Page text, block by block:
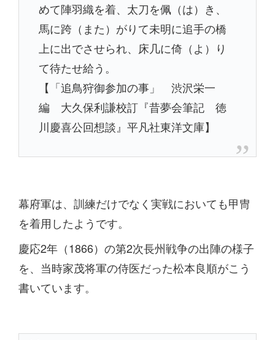
めて陣羽織を着、太刀を佩（は）き、
馬に跨（また）がりて未明に追手の橋
上に出でさせられ、床几に倚（よ）り
て待たせ給う。
【「追鳥狩御参加の事」 渋沢栄一
編 大久保利謙校訂『昔夢会筆記 徳
川慶喜公回想談』平凡社東洋文庫】
幕府軍は、訓練だけでなく実戦においても甲冑
を着用したようです。
慶応2年（1866）の第2次長州戦争の出陣の様子
を、当時家茂将軍の侍医だった松本良順がこう
書いています。